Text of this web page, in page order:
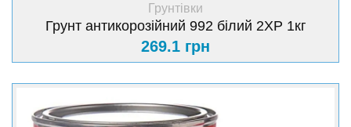
Грунтівки
Грунт антикорозійний 992 білий 2XP 1кг
269.1 грн